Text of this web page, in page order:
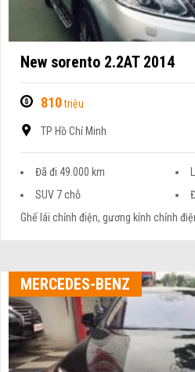
New sorento 2.2AT 2014
810triệu
TP Hồ Chí Minh
Đã đi 49.000 km
SUV 7 chỗ
Ghế lái chỉnh điện, gương kính chỉnh
MERCEDES-BENZ